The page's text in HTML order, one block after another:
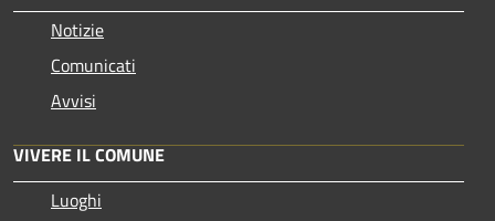
Notizie
Comunicati
Avvisi
VIVERE IL COMUNE
Luoghi